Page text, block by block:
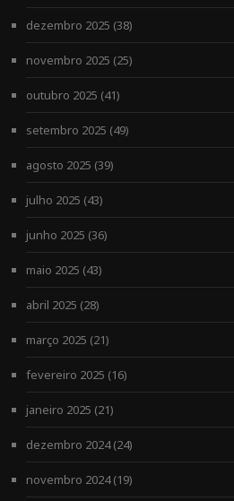
dezembro 2025 (38)
novembro 2025 (25)
outubro 2025 (41)
setembro 2025 (49)
agosto 2025 (39)
julho 2025 (43)
junho 2025 (36)
maio 2025 (43)
abril 2025 (28)
março 2025 (21)
fevereiro 2025 (16)
janeiro 2025 (21)
dezembro 2024(24)
novembro 2024(19)